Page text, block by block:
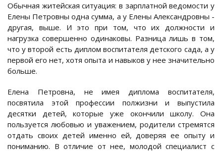
Обычная житейская ситуация: в зарплатной ведомости у
Елены Петровны одна сумма, а у Елены Александровны -
другая, выше. И это при том, что их должности и
нагрузка совершенно одинаковы. Разница лишь в том,
что у второй есть диплом воспитателя детского сада, а у
первой его нет, хотя опыта и навыков у нее значительно
больше.
Елена Петровна, не имея диплома воспитателя,
посвятила этой профессии полжизни и выпустила
десятки детей, которые уже окончили школу. Она
пользуется любовью и уважением, родители стремятся
отдать своих детей именно ей, доверяя ее опыту и
пониманию. В отличие от нее, молодой специалист с